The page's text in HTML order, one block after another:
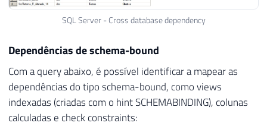
SQL Server - Cross database dependency
Dependências de schema-bound
Com a query abaixo, é possível identificar a mapear as
dependências do tipo schema-bound, como views
indexadas (criadas com o hint SCHEMABINDING), colunas
calculadas e check constraints: